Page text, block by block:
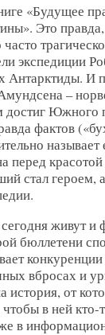
«Будущее
Это
экспедиции
Антарктиды. И
–
достиг Южного
фактов
перед
стал героем,
живут и
бюллетени
вбросах и
от
в ней кто-
в